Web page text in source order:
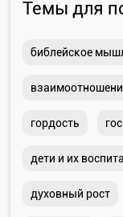
Темы для
библейское
гордость
дети и их
духовный рост